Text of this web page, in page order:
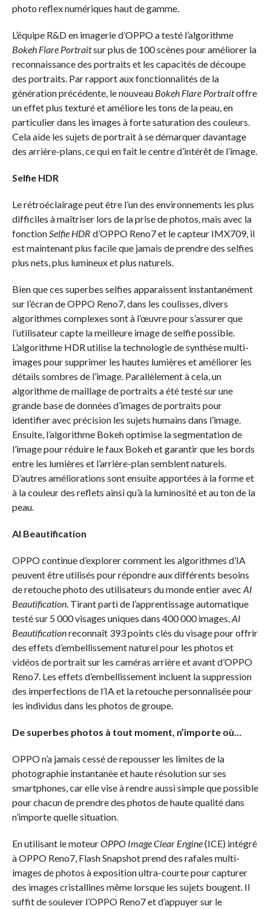
photo reflex numériques haut de gamme.
L’équipe R&D en imagerie d’OPPO a testé l’algorithme
Bokeh Flare Portraitsur plus de 100 scènes pour améliorer la
reconnaissance des portraits et les capacités de découpe
des portraits. Par rapport aux fonctionnalités de la
génération précédente, le nouveau Bokeh Flare Portraitoffre
un effet plus texturé et améliore les tons de la peau, en
particulier dans les images à forte saturation des couleurs.
Cela aide les sujets de portrait à se démarquer davantage
des arrière-plans, ce qui en fait le centre d’intérêt de l’image.
Selfie HDR
Le rétroéclairage peut être l’un des environnements les plus
difficiles à maîtriser lors de la prise de photos, mais avec la
fonction Selfie HDR d’OPPO Reno7 et le capteur IMX709, il
est maintenant plus facile que jamais de prendre des selfies
plus nets, plus lumineux et plus naturels.
Bien que ces superbes selfies apparaissent instantanément
sur l’écran de OPPO Reno7, dans les coulisses, divers
algorithmes complexes sont à l’œuvre pour s’assurer que
l’utilisateur capte la meilleure image de selfie possible.
L’algorithme HDR utilise la technologie de synthèse multi-
images pour supprimer les hautes lumières et améliorer les
détails sombres de l’image. Parallèlement à cela, un
algorithme de maillage de portraits a été testé sur une
grande base de données d’images de portraits pour
identifier avec précision les sujets humains dans l’image.
Ensuite, l’algorithme Bokeh optimise la segmentation de
l’image pour réduire le faux Bokeh et garantir que les bords
entre les lumières et l’arrière-plan semblent naturels.
D’autres améliorations sont ensuite apportées à la forme et
à la couleur des reflets ainsi qu’à la luminosité et au ton de la
peau.
AI Beautification
OPPO continue d’explorer comment les algorithmes d’IA
peuvent être utilisés pour répondre aux différents besoins
de retouche photo des utilisateurs du monde entier avec AI
Beautification. Tirant parti de l’apprentissage automatique
testé sur 5 000 visages uniques dans 400 000 images, AI
Beautificationreconnaît 393 points clés du visage pour offrir
des effets d’embellissement naturel pour les photos et
vidéos de portrait sur les caméras arrière et avant d’OPPO
Reno7. Les effets d’embellissement incluent la suppression
des imperfections de l’IA et la retouche personnalisée pour
les individus dans les photos de groupe.
De superbes photos à tout moment, n’importe où…
OPPO n’a jamais cessé de repousser les limites de la
photographie instantanée et haute résolution sur ses
smartphones, car elle vise à rendre aussi simple que possible
pour chacun de prendre des photos de haute qualité dans
n’importe quelle situation.
En utilisant le moteurOPPO Image Clear Engine(ICE) intégré
à OPPO Reno7, Flash Snapshot prend des rafales multi-
images de photos à exposition ultra-courte pour capturer
des images cristallines même lorsque les sujets bougent. Il
suffit de soulever l’OPPO Reno7 et d’appuyer sur le